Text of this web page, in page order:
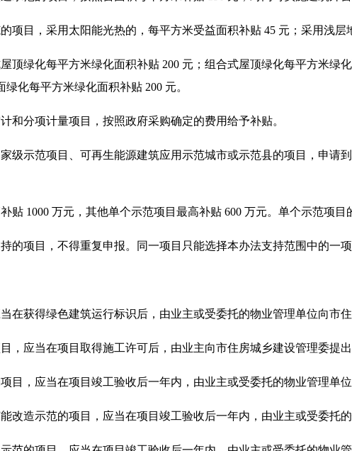
项目，采用太阳能光热的，每平方米受益面积补贴 45 元；采用浅层
顶绿化每平方米绿化面积补贴 200 元；组合式屋顶绿化每平方米
化每平方米绿化面积补贴 200 元。
和分项计量项目，按照政府采购确定的费用给予补贴。
级示范项目、可再生能源建筑应用示范城市或示范县的项目，申
贴 1000 万元，其他单个示范项目最高补贴 600 万元。单个示范项目
的项目，不得重复申报。同一项目只能选择本办法支持范围中的一项
在获得绿色建筑运行标识后，由业主或受委托的物业管理单位向市
，应当在项目取得施工许可后，由业主向市住房城乡建设管理委提出
目，应当在项目竣工验收后一年内，由业主或受委托的物业管理单
改造示范的项目，应当在项目竣工验收后一年内，由业主或受委托